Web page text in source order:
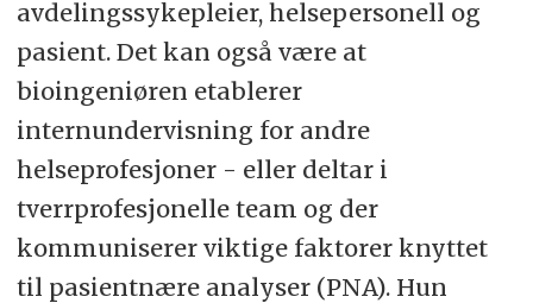
synliggjøre bioingeniørfaget og
utvikle pasientnære analyser, kom
også frem som aktuelle
forskningsområder.
Nøkkelord:Bioingeniør,
forskningsprioriteringer, Delphi-
were ranked as most important.
Some of the highest ranked research
areas are to interpret other health
professional’s procedural knowledge
related to quality assurance and if
other health professionals are
conscious of the importance of pre-
avdelingssykepleier, helsepersonell og
pasient. Det kan også være at
bioingeniøren etablerer
internundervisning for andre
helseprofesjoner - eller deltar i
tverrprofesjonelle team og der
kommuniserer viktige faktorer knyttet
til pasientnære analyser (PNA). Hun